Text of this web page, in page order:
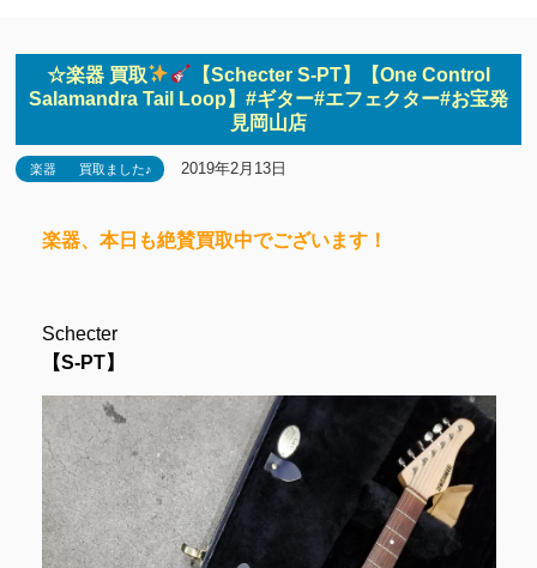
☆楽器 買取
【Schecter S-PT】【One Control
Salamandra Tail Loop】#ギター#エフェクター#お宝発
見岡山店
楽器 買取ました♪ 2019年2月13日
楽器、本日も絶賛買取中でございます！
Schecter
【S-PT】